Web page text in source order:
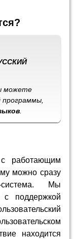
можете
программы,
.
работающим
можно сразу
Мы
с поддержкой
находится